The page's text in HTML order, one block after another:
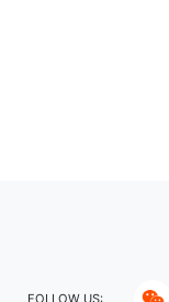
FOLLOW US: